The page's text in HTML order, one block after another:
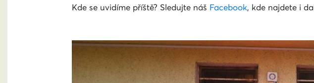
Kde se uvidíme příště? Sledujte náš Facebook, kde najdete i